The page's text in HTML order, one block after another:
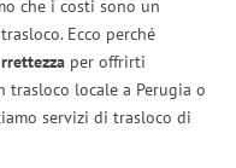
che i costi sono un
Ecco perché
per offrirti
locale a Perugia o
servizi di trasloco di